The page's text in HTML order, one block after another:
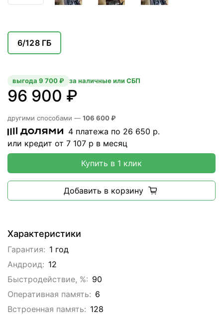
Характеристики
Гарантия: 1 год
Андроид: 12
Быстродействие, %: 90
Оперативная память: 6
Встроенная память: 128
6/128 ГБ
96 900 ₽
выгода 9 700 ₽ за наличные или СБП
другими способами — 106 600 ₽
4 платежа по 26 650 р.
или кредит от 7 107 р в месяц
Купить в 1 клик
Добавить в корзину